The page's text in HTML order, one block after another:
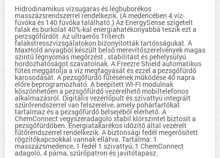
Hidrodinamikus vízsugaras és légbuborékos
masszázsrendszerrel rendelkezik. (A medencében 4 víz-
fúvóka és 140 fúvóka található.) Az EnergySense szigetelt
falak és burkolat 40%-kal energiahatékonyabbá teszik ezt a
perzsgőfűrdőt. Az ultraerős Triterch
falakstresszvizsgálatokon bizonyították tartósságukat. A
MaxHold anyagból készült belső merevítőszerelvények magas
szintű légnyomás megőrzést , stabilitást és pehelysúlyú
hordozhatóságot szavatolnak. A Freezre Shield automatikus
fűtés meggátolja a víz megfagyását és ezzel a pezsgőfürdő
károsodását. A pezsgőfürdő fűtésének működése 40 napra
előre beprogramozható. A beépített WI-FI modulnak
köszönhetően a pezsgőfürdő vezérelhető mobiltelefonos
alkalmazásról. Digitális vezérlőpult és szivattyú integrált
szűrőrendszerrel van felszerelve, amely pohártartókat
tartalmaz és a pezsgőfürdő belsejéből elérhető. A
ChemConnect vegyszeradagoló stabil klórszintet biztosít a
pezsgőfürdőben. Energiatakarékos időzítő által vezérelt
fűtőrendszerrel rendelkezik. A biztonsági fedél megerősített
rögzítőkapcsokkal vannak ellátva. Tartalma: 1
masszázsmedence, 1 fedél 1 szivattyú, 1 ChemConnect
adagoló, 4 párna, szűrőpatron és javítótapasz.